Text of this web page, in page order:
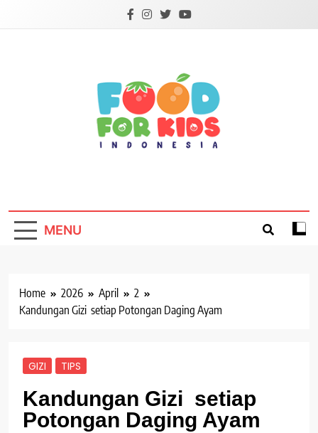
MENU
Home 2026 April
2
Kandungan Gizi setiap Potongan Daging Ayam
GIZI TIPS
Kandungan Gizi setiap
Potongan Daging Ayam